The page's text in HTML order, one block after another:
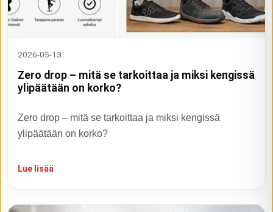
2026-05-13
Zero drop – mitä se tarkoittaa ja miksi kengissä
ylipäätään on korko?
Zero drop – mitä se tarkoittaa ja miksi kengissä
ylipäätään on korko?
Lue lisää